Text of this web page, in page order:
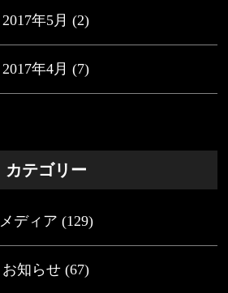
2017年5月 (2)
2017年4月 (7)
カテゴリー
メディア (129)
お知らせ (67)